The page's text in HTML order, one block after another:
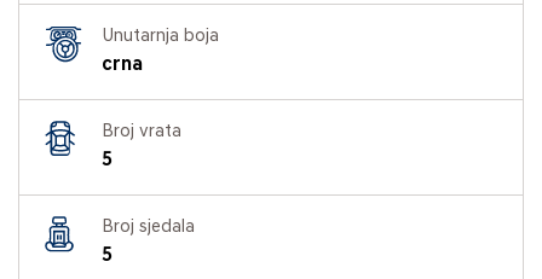
Unutarnja boja
crna
Broj vrata
5
Broj sjedala
5